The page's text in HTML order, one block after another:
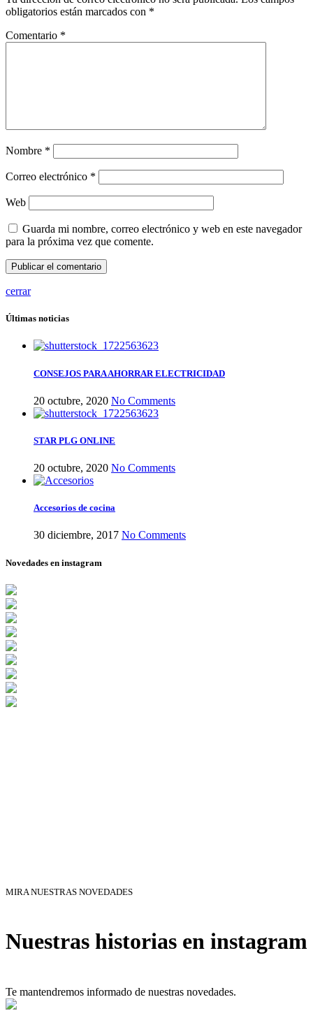
obligatorios están marcados con *
Comentario *
Nombre *
Correo electrónico *
Web
Guarda mi nombre, correo electrónico y web en este navegador
para la próxima vez que comente.
cerrar
Últimas noticias
CONSEJOS PARA AHORRAR ELECTRICIDAD
20 octubre, 2020 No Comments
STAR PLG ONLINE
20 octubre, 2020 No Comments
Accesorios de cocina
30 diciembre, 2017 No Comments
Novedades en instagram
MIRA NUESTRAS NOVEDADES
Nuestras historias en instagram
Te mantendremos informado de nuestras novedades.